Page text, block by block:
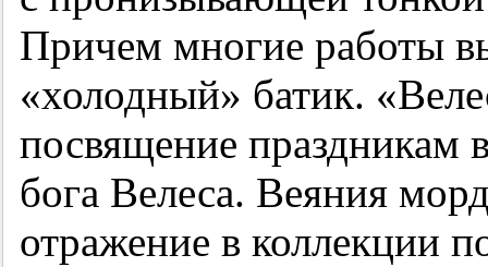
Причем многие работы
«холодный» батик.
посвящение праздникам
бога Велеса. Веяния
отражение в коллекции